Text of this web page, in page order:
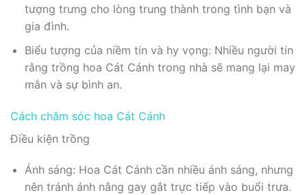
tượng trưng cho lòng trung thành trong tình bạn và
gia đình.
Biểu tượng của niềm tin và hy vọng: Nhiều người tin
rằng trồng hoa Cát Cánh trong nhà sẽ mang lại may
mắn và sự bình an.
Cách chăm sóc hoa Cát Cánh
Điều kiện trồng
Ánh sáng: Hoa Cát Cánh cần nhiều ánh sáng, nhưng
nên tránh ánh nắng gay gắt trực tiếp vào buổi trưa.